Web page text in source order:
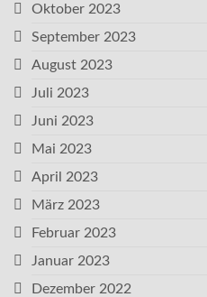
Oktober 2023
September 2023
August 2023
Juli 2023
Juni 2023
Mai 2023
April 2023
März 2023
Februar 2023
Januar 2023
Dezember 2022